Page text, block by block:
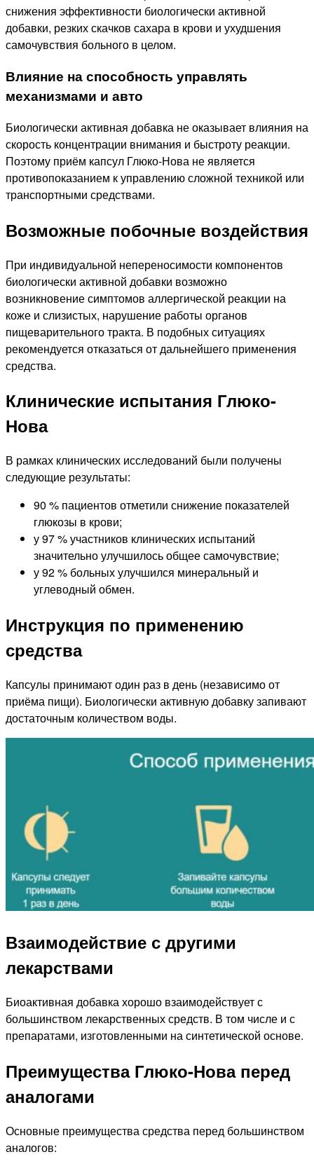
снижения эффективности биологически активной
добавки, резких скачков сахара в крови и ухудшения
самочувствия больного в целом.
Влияние на способность управлять
механизмами и авто
Биологически активная добавка не оказывает влияния на
скорость концентрации внимания и быстроту реакции.
Поэтому приём капсул Глюко-Нова не является
противопоказанием к управлению сложной техникой или
транспортными средствами.
Возможные побочные воздействия
При индивидуальной непереносимости компонентов
биологически активной добавки возможно
возникновение симптомов аллергической реакции на
коже и слизистых, нарушение работы органов
пищеварительного тракта. В подобных ситуациях
рекомендуется отказаться от дальнейшего применения
средства.
Клинические испытания Глюко-
Нова
В рамках клинических исследований были получены
следующие результаты:
90 % пациентов отметили снижение показателей
глюкозы в крови;
у 97 % участников клинических испытаний
значительно улучшилось общее самочувствие;
у 92 % больных улучшился минеральный и
углеводный обмен.
Инструкция по применению
средства
Капсулы принимают один раз в день (независимо от
приёма пищи). Биологически активную добавку запивают
достаточным количеством воды.
Взаимодействие с другими
лекарствами
Биоактивная добавка хорошо взаимодействует с
большинством лекарственных средств. В том числе и с
препаратами, изготовленными на синтетической основе.
Преимущества Глюко-Нова перед
аналогами
Основные преимущества средства перед большинством
аналогов: